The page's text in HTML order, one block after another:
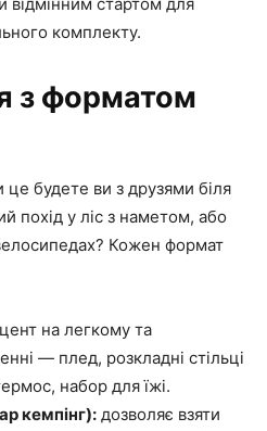
комплекту.
з форматом
це будете ви з друзями біля
похід у ліс з наметом, або
Кожен формат
на легкому та
— плед, розкладні стільці
набор для їжі.
кемпінг): дозволяє взяти